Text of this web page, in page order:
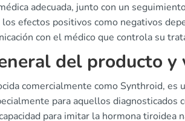
adecuada, junto con un
efectos positivos como negativos
con el médico que controla su
del producto y
comercialmente como Synthroid,
para aquellos diagnosticados
para imitar la hormona